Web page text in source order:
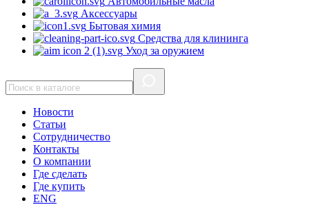
Аксессуары
Бытовая химия
Средства для клининга
Уход за оружием
Новости
Статьи
Сотрудничество
Контакты
О компании
Где сделать
Где купить
ENG